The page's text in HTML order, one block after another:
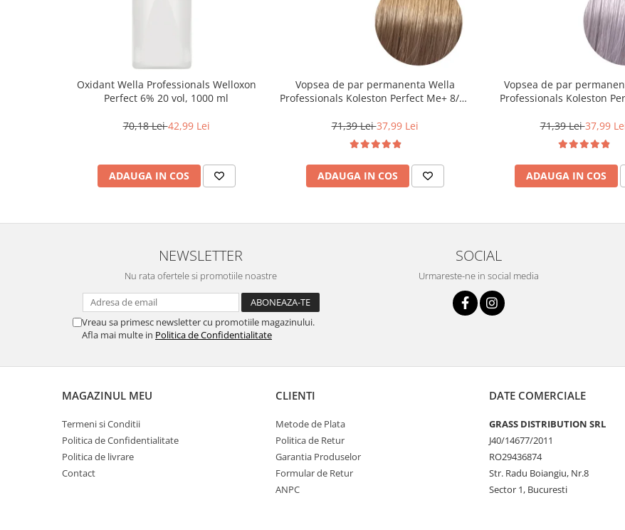
Oxidant Wella Professionals Welloxon
Perfect 6% 20 vol, 1000 ml
70,18 Lei42,99 Lei
ADAUGA IN COS
Vopsea de par permanenta Wella
Professionals Koleston Perfect Me+ 8/0 ,
71,39 Lei37,99 Lei
ADAUGA IN COS
Vopsea de par
Professionals Koleston
60 ml
71,39 Lei37,99
ADAUGA IN COS
NEWSLETTER
Nu rata ofertele si promotiile noastre
Vreau sa primesc newsletter cu promotiile magazinului.
Afla mai multe in Politica de Confidentialitate
SOCIAL
Urmareste-ne in social media
MAGAZINUL MEU
Termeni si Conditii
Politica de Confidentialitate
Politica de livrare
Contact
CLIENTI
Metode de Plata
Politica de Retur
Garantia Produselor
Formular de Retur
ANPC
DATE COMERCIALE
GRASS DISTRIBUTION SRL
J40/14677/2011
RO29436874
Str. Radu Boiangiu, Nr.8
Sector 1, Bucuresti